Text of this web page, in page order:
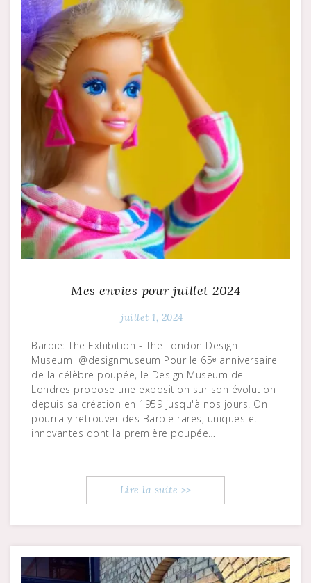
Mes envies pour juillet 2024
juillet 1, 2024
Barbie: The Exhibition - The London Design
Museum @designmuseum Pour le 65ᵉ anniversaire
de la célèbre poupée, le Design Museum de
Londres propose une exposition sur son évolution
depuis sa création en 1959 jusqu'à nos jours. On
pourra y retrouver des Barbie rares, uniques et
innovantes dont la première poupée…
Lire la suite >>